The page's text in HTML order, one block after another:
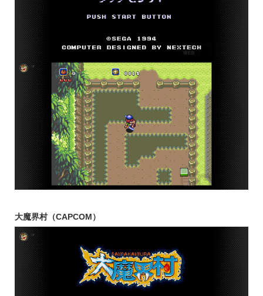
大魔界村（CAPCOM）